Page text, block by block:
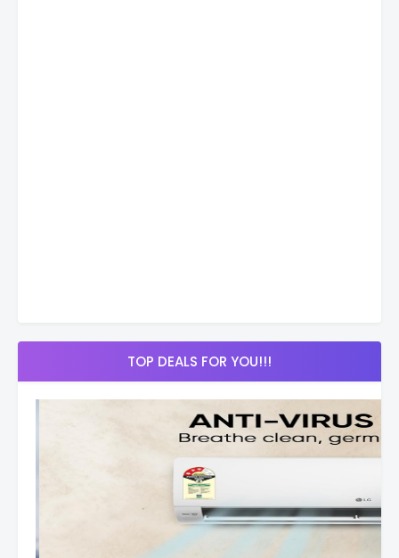
TOP DEALS FOR YOU!!!